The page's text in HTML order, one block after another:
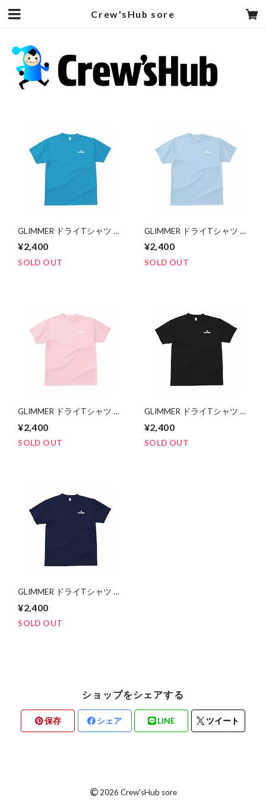
Crew'sHub sore
GLIMMER ドライTシャツ ワ
ンポイント（ターコイズ）
¥2,400
SOLD OUT
GLIMMER ドライTシャツ ワ
ンポイント（ライトブル
ー）
¥2,400
SOLD OUT
GLIMMER ドライTシャツ ワ
ク）
¥2,400
SOLD OUT
GLIMMER ドライTシャツ ワ
¥2,400
SOLD OUT
GLIMMER ドライTシャツ ワ
¥2,400
SOLD OUT
ショップをシェアする
保存 シェア LINE ツイート
©2026 Crew'sHub sore